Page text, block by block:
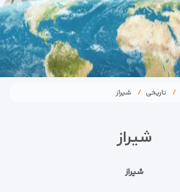
تاریخی شیراز
شیراز
شیراز